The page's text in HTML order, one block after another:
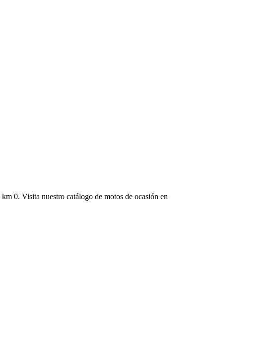
0. Visita nuestro catálogo de motos de ocasión en